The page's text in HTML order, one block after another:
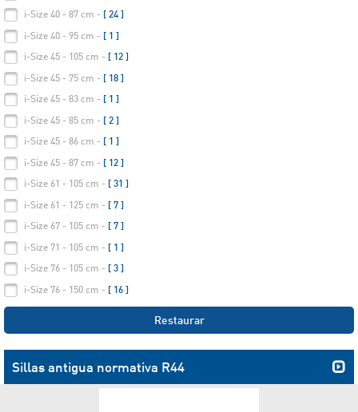
i-Size 40 - 87 cm - [ 24 ]
i-Size 40 - 95 cm - [ 1 ]
i-Size 45 - 105 cm - [ 12 ]
i-Size 45 - 75 cm - [ 18 ]
i-Size 45 - 83 cm - [ 1 ]
i-Size 45 - 85 cm - [ 2 ]
i-Size 45 - 86 cm - [ 1 ]
i-Size 45 - 87 cm - [ 12 ]
i-Size 61 - 105 cm - [ 31 ]
i-Size 61 - 125 cm - [ 7 ]
i-Size 67 - 105 cm - [ 7 ]
i-Size 71 - 105 cm - [ 1 ]
i-Size 76 - 105 cm - [ 3 ]
i-Size 76 - 150 cm - [ 16 ]
Restaurar
Sillas antigua normativa R44